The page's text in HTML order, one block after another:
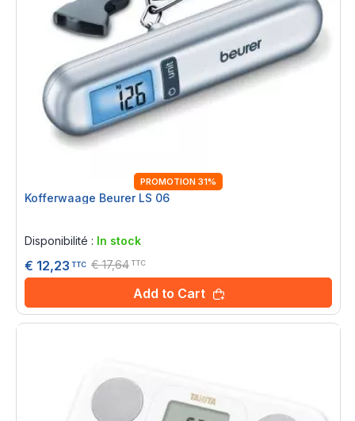
PROMOTION 31%
Kofferwaage Beurer LS 06
Disponibilité : In stock
€ 12,23 TTC € 17,64 TTC
Add to Cart